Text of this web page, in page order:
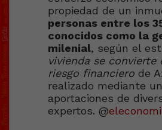
propiedad de un
personas entre los
conocidos como la
milenial, según el
vivienda se
riesgo financiero de
realizado mediante
aportaciones de
expertos. @